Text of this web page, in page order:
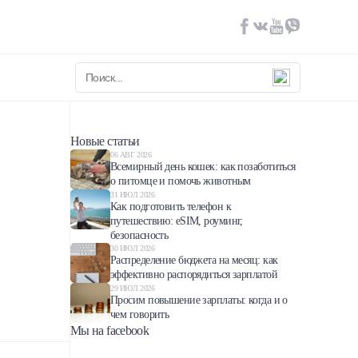
Новые статьи
06 АВГ 2026
Всемирный день кошек: как позаботиться
о питомце и помочь животным
31 ИЮЛ 2026
Как подготовить телефон к
путешествию: eSIM, роуминг,
безопасность
30 ИЮЛ 2026
Распределение бюджета на месяц: как
эффективно распорядиться зарплатой
29 ИЮЛ 2026
Просим повышение зарплаты: когда и о
чем говорить
Мы на facebook